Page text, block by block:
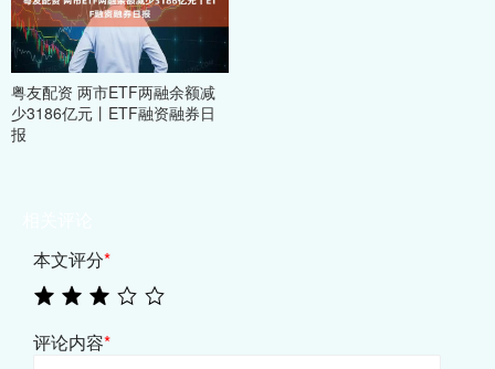
粤友配资 两市ETF两融余额减
少3186亿元丨ETF融资融券日
报
本文评分*
评论内容*